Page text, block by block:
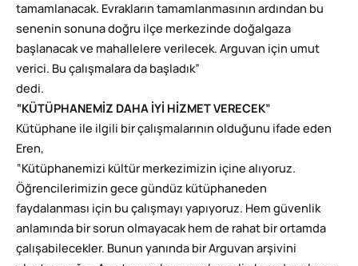
tamamlanacak. Evrakların tamamlanmasının ardından bu
senenin sonuna doğru ilçe merkezinde doğalgaza
başlanacak ve mahallelere verilecek. Arguvan için umut
verici. Bu çalışmalara da başladık”
dedi.
“KÜTÜPHANEMİZ DAHA İYİ HİZMET VERECEK”
Kütüphane ile ilgili bir çalışmalarının olduğunu ifade eden
Eren,
“Kütüphanemizi kültür merkezimizin içine alıyoruz.
Öğrencilerimizin gece gündüz kütüphaneden
faydalanması için bu çalışmayı yapıyoruz. Hem güvenlik
anlamında bir sorun olmayacak hem de rahat bir ortamda
çalışabilecekler. Bunun yanında bir Arguvan arşivini